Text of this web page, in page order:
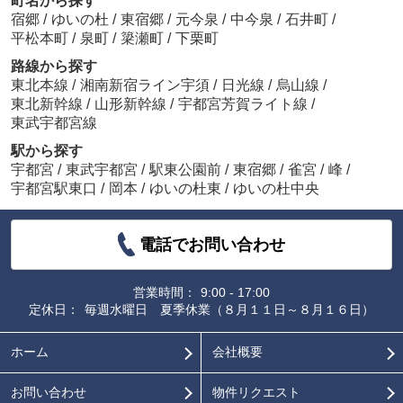
宿郷 / ゆいの杜 / 東宿郷 / 元今泉 / 中今泉 / 石井町 /
平松本町 / 泉町 / 簗瀬町 / 下栗町
路線から探す
東北本線 / 湘南新宿ライン宇須 / 日光線 / 烏山線 /
東北新幹線 / 山形新幹線 / 宇都宮芳賀ライト線 /
東武宇都宮線
駅から探す
宇都宮 / 東武宇都宮 / 駅東公園前 / 東宿郷 / 雀宮 / 峰 /
宇都宮駅東口 / 岡本 / ゆいの杜東 / ゆいの杜中央
電話でお問い合わせ
営業時間：
9:00 - 17:00
定休日：
毎週水曜日 夏季休業（８月１１日～８月１６日）
ホーム 会社概要
お問い合わせ 物件リクエスト